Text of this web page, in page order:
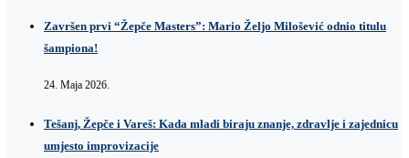
Završen prvi “Žepče Masters”: Mario Željo Milošević odnio titulu
šampiona!
24. Maja 2026.
Tešanj, Žepče i Vareš: Kada mladi biraju znanje, zdravlje i zajednicu
umjesto improvizacije